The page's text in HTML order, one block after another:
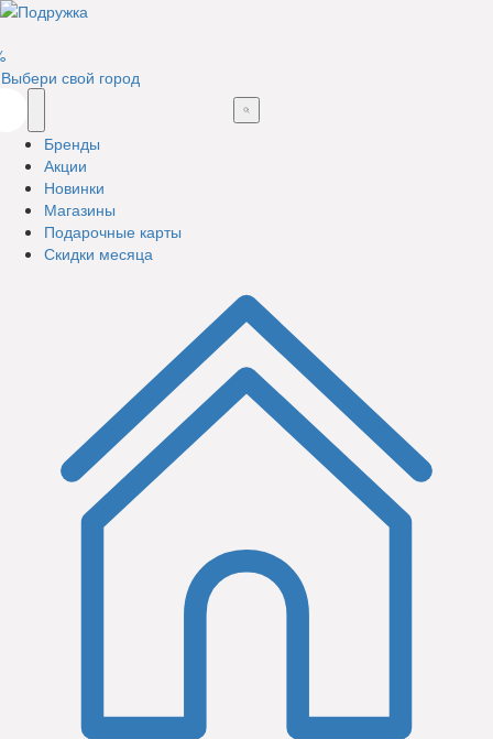
Выбери свой город
Бренды
Акции
Новинки
Магазины
Подарочные карты
Скидки месяца